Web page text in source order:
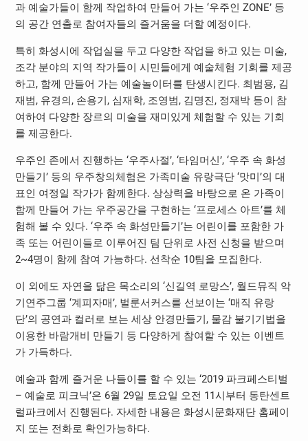
과 예술가들이 함께 작업하여 만들어 가는 ‘우주인 ZONE’ 등
의 공간 연출로 참여자들의 즐거움을 더할 예정이다.
특히 화성시에 작업실을 두고 다양한 작업을 하고 있는 미술,
조각 분야의 지역 작가들이 시민들에게 예술체험 기회를 제공
하고, 함께 만들어 가는 예술놀이터를 탄생시킨다. 최범용, 김
재범, 유경의, 손용기, 심재학, 조영범, 김명진, 정재박 등이 참
여하여 다양한 장르의 미술을 재미있게 체험할 수 있는 기회
를 제공한다.
우주인 존에서 진행하는 ‘우주사절’, ‘타임머신’, ‘우주 속 화성
만들기’ 등의 우주창의체험은 가족미술 유랑극단 ‘맛미’의 대
표인 여정일 작가가 함께한다. 상상력을 바탕으로 온 가족이
함께 만들어 가는 우주공간을 구현하는 ‘프로세스 아트’를 체
험해 볼 수 있다. ‘우주 속 화성만들기’는 어린이를 포함한 가
족 또는 어린이들로 이루어진 팀 단위로 사전 신청을 받으며
2~4명이 함께 참여 가능하다. 선착순 10팀을 모집한다.
이 외에도 자연을 닮은 목소리의 ‘신길역 로망스’, 월드뮤직 악
기연주그룹 ‘계피자매’, 벌룬서커스를 선보이는 ‘매직 유랑
단’의 공연과 컬러로 보는 세상 안경만들기, 물감 불기기법을
이용한 바람개비 만들기 등 다양하게 참여할 수 있는 이벤트
가 가득하다.
예술과 함께 즐거운 나들이를 할 수 있는 ‘2019 파크페스티벌
– 예술로 피크닉’은 6월 29일 토요일 오전 11시부터 동탄센트
럴파크에서 진행된다. 자세한 내용은 화성시문화재단 홈페이
지 또는 전화로 확인가능하다.